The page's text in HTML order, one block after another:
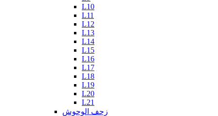
L10
L11
L12
L13
L14
L15
L16
L17
L18
L19
L20
L21
زحف الوحوش